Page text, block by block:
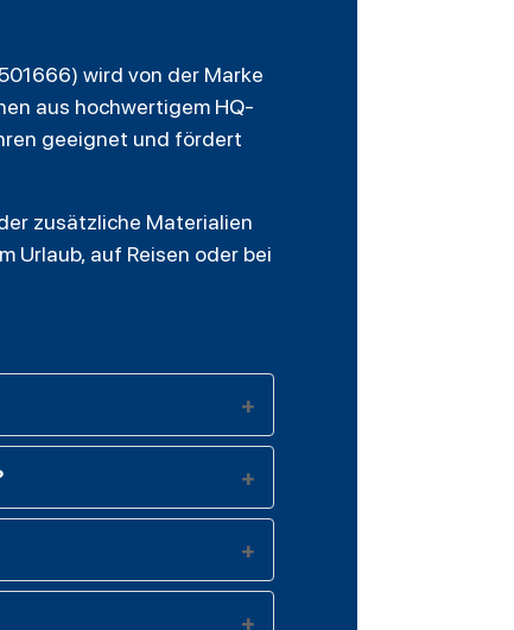
wird von der Marke
aus hochwertigem HQ-
geeignet und fördert
zusätzliche Materialien
Urlaub, auf Reisen oder bei